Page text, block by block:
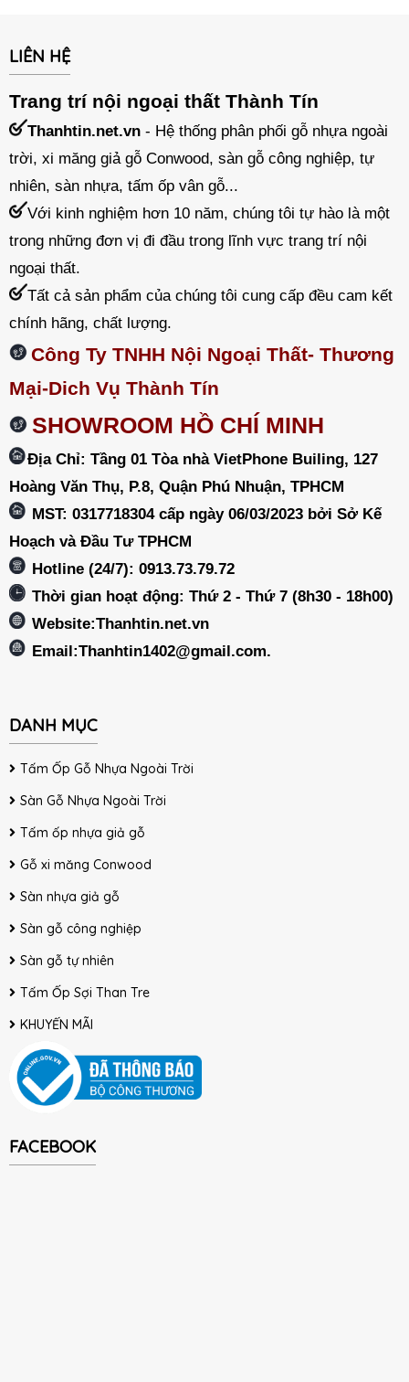
LIÊN HỆ
Trang trí nội ngoại thất Thành Tín
Thanhtin.net.vn - Hệ thống phân phối gỗ nhựa ngoài
trời, xi măng giả gỗ Conwood, sàn gỗ công nghiệp, tự
nhiên, sàn nhựa, tấm ốp vân gỗ...
Với kinh nghiệm hơn 10 năm, chúng tôi tự hào là một
trong những đơn vị đi đầu trong lĩnh vực trang trí nội
ngoại thất.
Tất cả sản phẩm của chúng tôi cung cấp đều cam kết
chính hãng, chất lượng.
Công Ty TNHH Nội Ngoại Thất- Thương
Mại-Dich Vụ Thành Tín
SHOWROOM HỒ CHÍ MINH
Địa Chỉ: Tầng 01 Tòa nhà VietPhone Builing, 127
Hoàng Văn Thụ, P.8, Quận Phú Nhuận, TPHCM
MST: 0317718304 cấp ngày 06/03/2023 bởi Sở Kế
Hoạch và Đầu Tư TPHCM
Hotline (24/7): 0913.73.79.72
Thời gian hoạt động: Thứ 2 - Thứ 7 (8h30 - 18h00)
Website:Thanhtin.net.vn
Email:Thanhtin1402@gmail.com.
DANH MỤC
Tấm Ốp Gỗ Nhựa Ngoài Trời
Sàn Gỗ Nhựa Ngoài Trời
Tấm ốp nhựa giả gỗ
Gỗ xi măng Conwood
Sàn nhựa giả gỗ
Sàn gỗ công nghiệp
Sàn gỗ tự nhiên
Tấm Ốp Sợi Than Tre
KHUYẾN MÃI
FACEBOOK